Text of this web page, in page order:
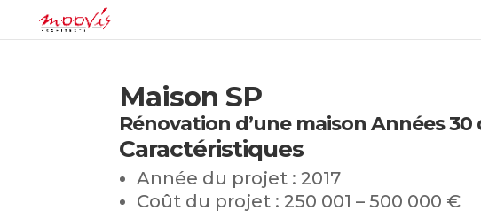
Maison SP
Rénovation d’une maison Années
Caractéristiques
Année du projet : 2017
Coût du projet : 250 001 – 500 000 €